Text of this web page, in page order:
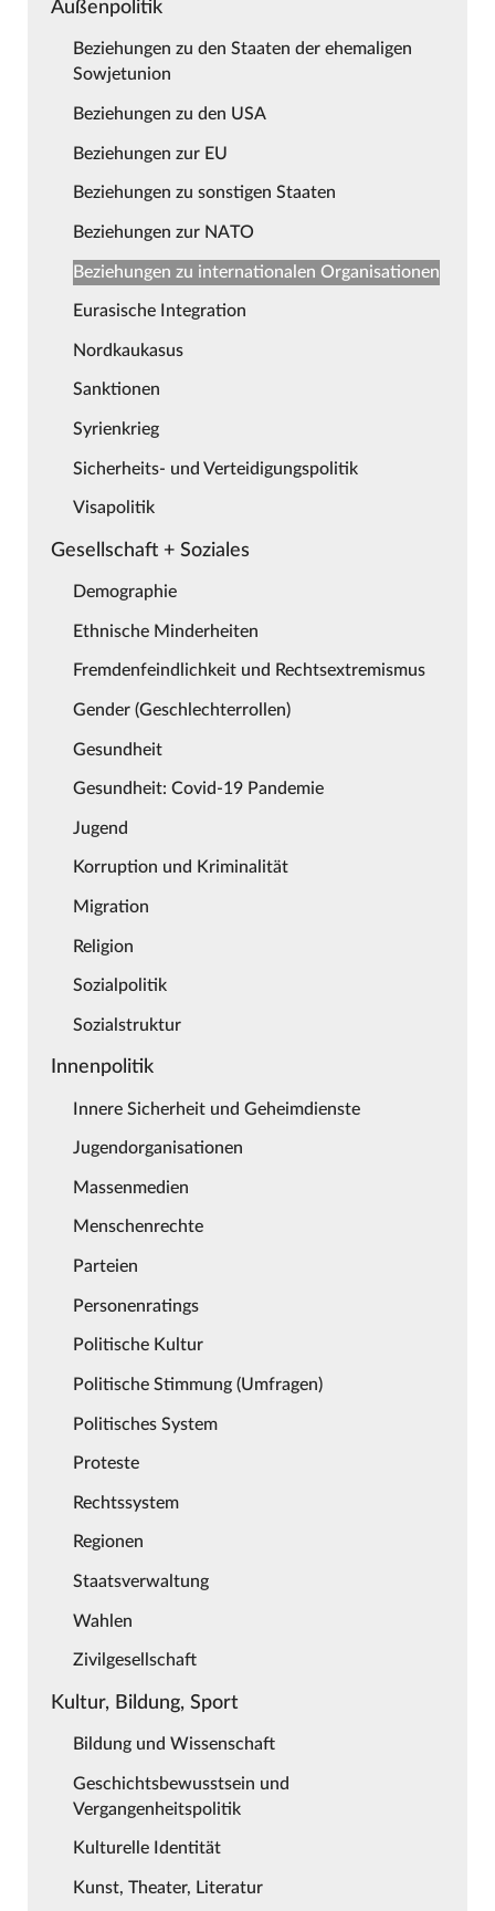
Außenpolitik
Beziehungen zu den Staaten der ehemaligen
Sowjetunion
Beziehungen zu den USA
Beziehungen zur EU
Beziehungen zu sonstigen Staaten
Beziehungen zur NATO
Beziehungen zu internationalen Organisationen
Eurasische Integration
Nordkaukasus
Sanktionen
Syrienkrieg
Sicherheits- und Verteidigungspolitik
Visapolitik
Gesellschaft + Soziales
Demographie
Ethnische Minderheiten
Fremdenfeindlichkeit und Rechtsextremismus
Gender (Geschlechterrollen)
Gesundheit
Gesundheit: Covid-19 Pandemie
Jugend
Korruption und Kriminalität
Migration
Religion
Sozialpolitik
Sozialstruktur
Innenpolitik
Innere Sicherheit und Geheimdienste
Jugendorganisationen
Massenmedien
Menschenrechte
Parteien
Personenratings
Politische Kultur
Politische Stimmung (Umfragen)
Politisches System
Proteste
Rechtssystem
Regionen
Staatsverwaltung
Wahlen
Zivilgesellschaft
Kultur, Bildung, Sport
Bildung und Wissenschaft
Geschichtsbewusstsein und
Vergangenheitspolitik
Kulturelle Identität
Kunst, Theater, Literatur